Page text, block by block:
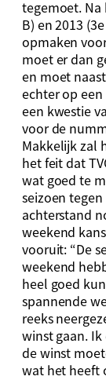
tegemoet. Na
B) en 2013
opmaken
moet er dan
en moet
echter op
een kwestie
voor de
Makkelijk zal
het feit dat
wat goed te
seizoen tegen
achterstand
weekend
vooruit: “De
weekend
heel goed
spannende
reeks
winst gaan.
de winst
wat het heeft